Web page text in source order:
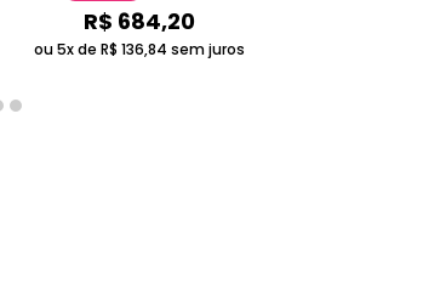
R$ 684,20
ou 5x de R$ 136,84 sem juros